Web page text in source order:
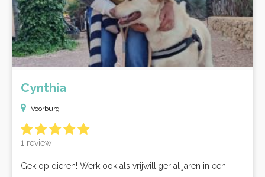
Cynthia
Voorburg
1 review
Gek op dieren! Werk ook als vrijwilliger al jaren in een